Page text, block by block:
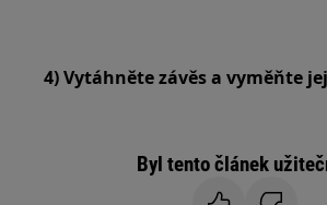
4) Vytáhněte závěs a vyměňte
Byl tento článek